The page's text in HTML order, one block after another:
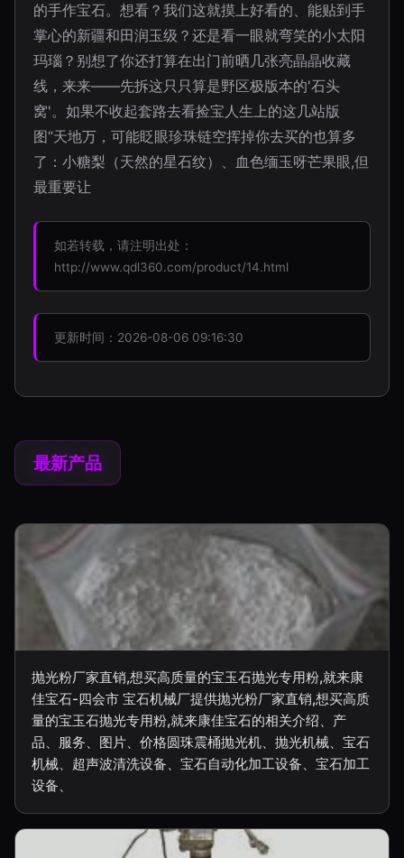
的手作宝石。想看？我们这就摸上好看的、能贴到手
掌心的新疆和田润玉级？还是看一眼就弯笑的小太阳
玛瑙？别想了你还打算在出门前晒几张亮晶晶收藏
线，来来——先拆这只只算是野区极版本的'石头
窝'。如果不收起套路去看捡宝人生上的这几站版
图“天地万，可能眨眼珍珠链空挥掉你去买的也算多
了：小糖梨（天然的星石纹）、血色缅玉呀芒果眼,但
最重要让
如若转载，请注明出处：
http://www.qdl360.com/product/14.html
更新时间：2026-08-06 09:16:30
最新产品
抛光粉厂家直销,想买高质量的宝玉石抛光专用粉,就来康
佳宝石-四会市 宝石机械厂提供抛光粉厂家直销,想买高质
量的宝玉石抛光专用粉,就来康佳宝石的相关介绍、产
品、服务、图片、价格圆珠震桶抛光机、抛光机械、宝石
机械、超声波清洗设备、宝石自动化加工设备、宝石加工
设备、